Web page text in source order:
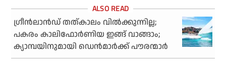
ഗ്രീൻലാൻഡ് തത്കാലം വിൽക്കുന്നില്ല;
പകരം കാലിഫോർണിയ ഇങ്ങ് വാങ്ങാം;
ക്യാമ്പയിനുമായി ഡെൻമാർക്ക് പൗരന്മാർ